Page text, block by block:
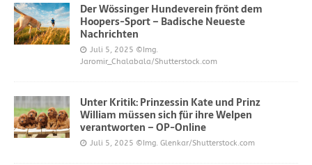
Der Wössinger Hundeverein frönt dem
Hoopers-Sport – Badische Neueste
Nachrichten
Juli 5, 2025 ©Img.
Jaromir_Chalabala/Shutterstock.com
Unter Kritik: Prinzessin Kate und Prinz
William müssen sich für ihre Welpen
verantworten – OP-Online
Juli 5, 2025 ©Img. Glenkar/Shutterstock.com